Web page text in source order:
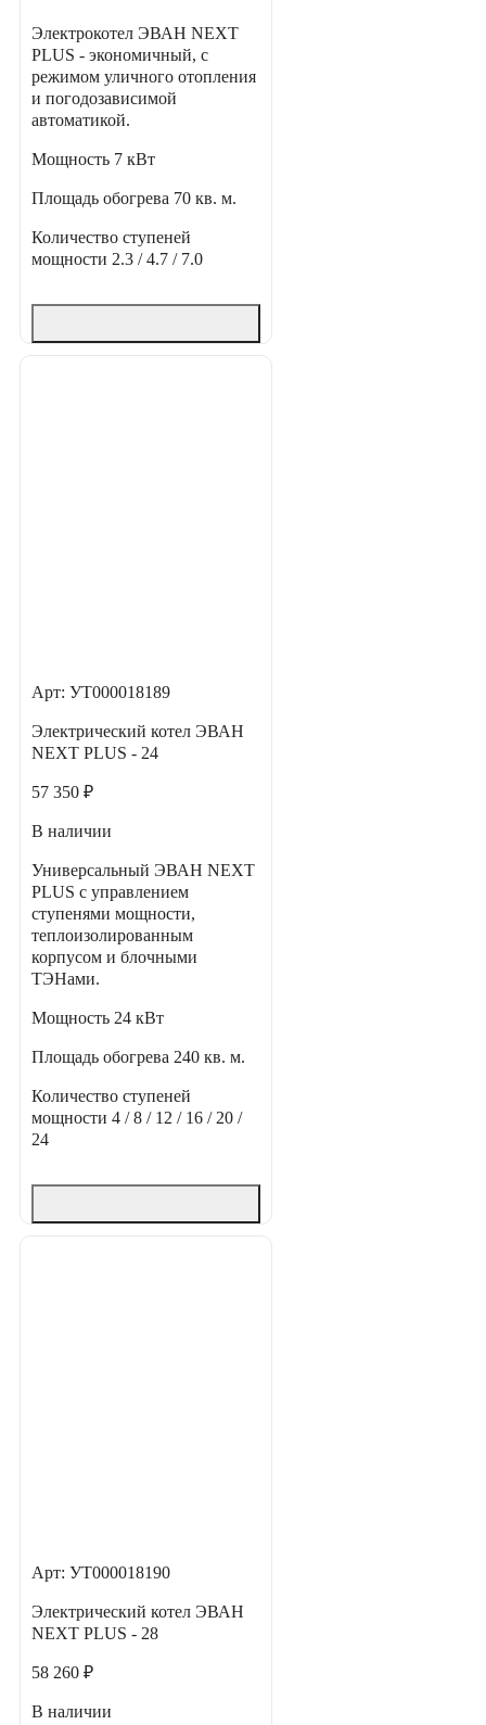
Электрокотел ЭВАН NEXT
PLUS - экономичный, с
режимом уличного отопления
и погодозависимой
автоматикой.
Мощность 7 кВт
Площадь обогрева 70 кв. м.
Количество ступеней
мощности 2.3 / 4.7 / 7.0
Арт: УТ000018189
Электрический котел ЭВАН
NEXT PLUS - 24
57 350 ₽
В наличии
Универсальный ЭВАН NEXT
PLUS с управлением
ступенями мощности,
теплоизолированным
корпусом и блочными
ТЭНами.
Мощность 24 кВт
Площадь обогрева 240 кв. м.
Количество ступеней
мощности 4 / 8 / 12 / 16 / 20 /
24
Арт: УТ000018190
Электрический котел ЭВАН
NEXT PLUS - 28
58 260 ₽
В наличии